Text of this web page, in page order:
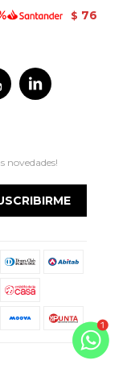
$ 76

novedades!